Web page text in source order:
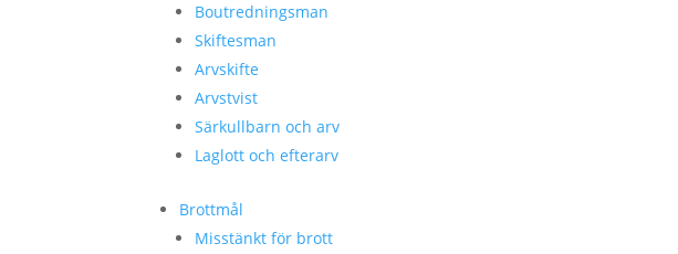
Boutredningsman
Skiftesman
Arvskifte
Arvstvist
Särkullbarn och arv
Laglott och efterarv
Brottmål
Misstänkt för brott